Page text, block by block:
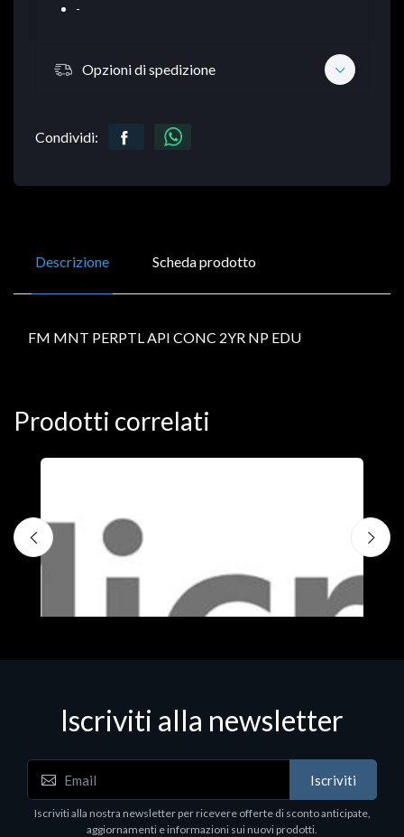
-
Opzioni di spedizione
Condividi:
Descrizione Scheda prodotto
FM MNT PERPTL API CONC 2YR NP EDU
Prodotti correlati
Software - Office Productivity
MS OFFICE H&S 2021 ESD
Iscriviti alla newsletter
Iscriviti
Iscriviti alla nostra newsletter per ricevere offerte di sconto anticipate,
aggiornamenti e informazioni sui nuovi prodotti.